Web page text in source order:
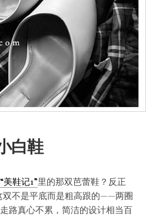
白鞋
“美鞋记1”里的那双芭蕾鞋？反正
双不是平底而是粗高跟的——两圈
走路真心不累，简洁的设计相当百